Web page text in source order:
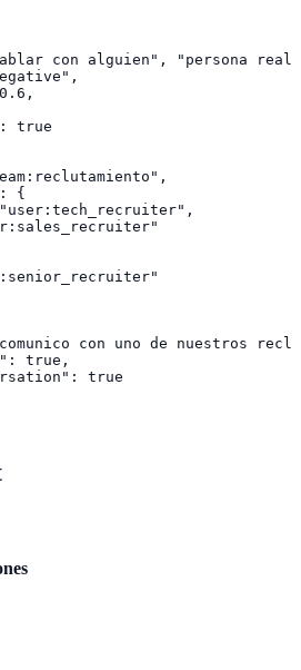
con alguien", "persona
true
{
con uno de nuestros
true,
true